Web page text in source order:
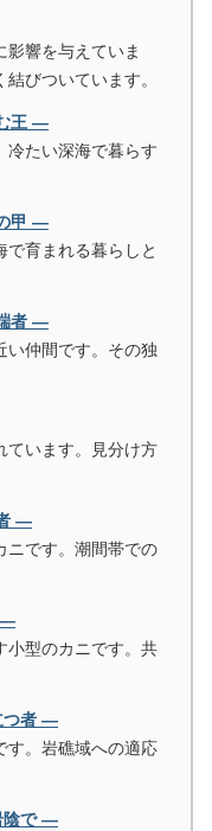
響を与えていま
びついています。
王 ―
冷たい深海で暮らす
甲 ―
育まれる暮らしと
者 ―
い仲間です。その独
ています。見分け方
―
ニです。潮間帯での
―
小型のカニです。共
つ者 ―
す。岩礁域への適応
陰で ―